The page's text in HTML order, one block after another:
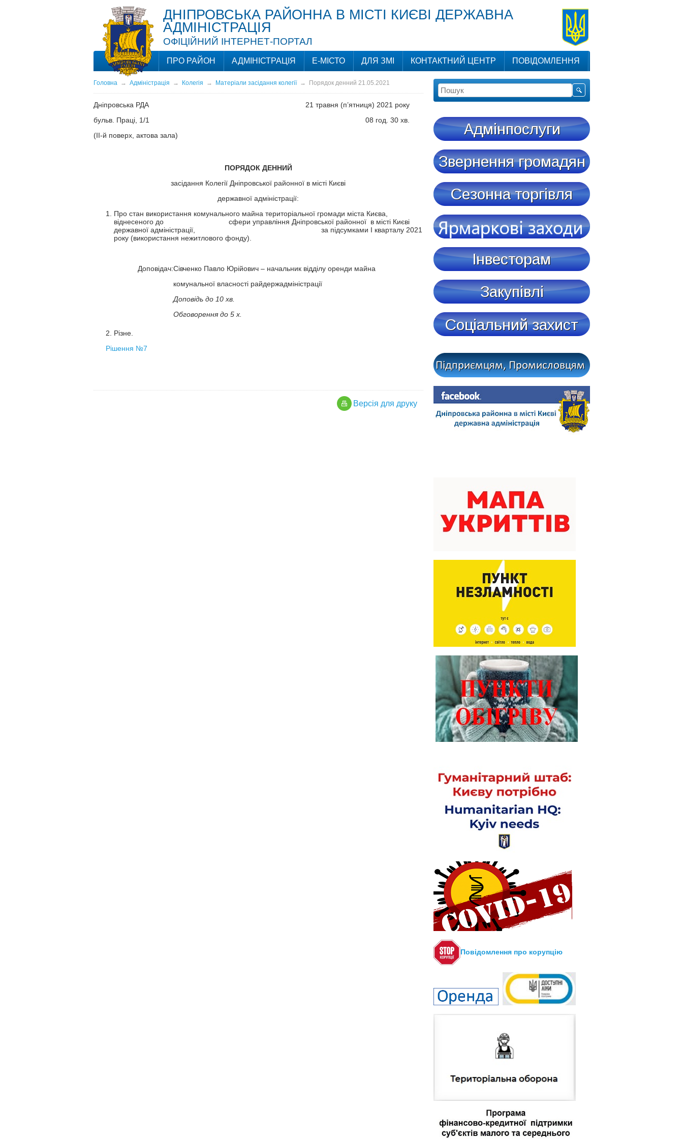
ДНІПРОВСЬКА РАЙОННА В МІСТІ КИЄВІ ДЕРЖАВНА
АДМІНІСТРАЦІЯ
ОФІЦІЙНИЙ ІНТЕРНЕТ-ПОРТАЛ
ПРО РАЙОН АДМІНІСТРАЦІЯ Е-МІСТО ДЛЯ ЗМІ КОНТАКТНИЙ ЦЕНТР ПОВІДОМЛЕННЯ
Головна→ Адміністрація → Колегія → Матеріали засідання колегії→ Порядок денний 21.05.2021
Дніпровська РДА
бульв. Праці, 1/1
(ІІ-й поверх, актова зала)
21 травня (п’ятниця) 2021 року
08 год. 30 хв.
ПОРЯДОК ДЕННИЙ
засідання Колегії Дніпровської районної в місті Києві
державної адміністрації:
Про стан використання комунального майна територіальної громади міста Києва,
віднесеного до сфери управління Дніпровської районної в місті Києві
державної адміністрації, за підсумками I кварталу 2021
року (використання нежитлового фонду).
Доповідач:Сівченко Павло Юрійович – начальник відділу оренди майна
комунальної власності райдержадміністрації
Доповідь до 10 хв.
Обговорення до 5 х.
2. Різне.
Рішення №7
Версiя для друку
Повідомлення про корупцію